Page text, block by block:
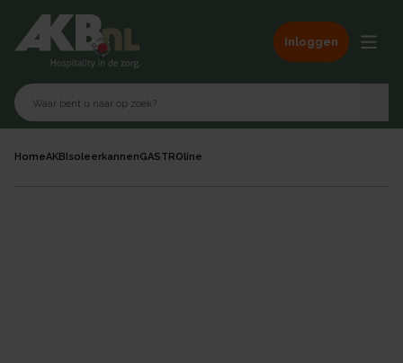
Inloggen
HomeAKB IsoleerkannenGASTROline